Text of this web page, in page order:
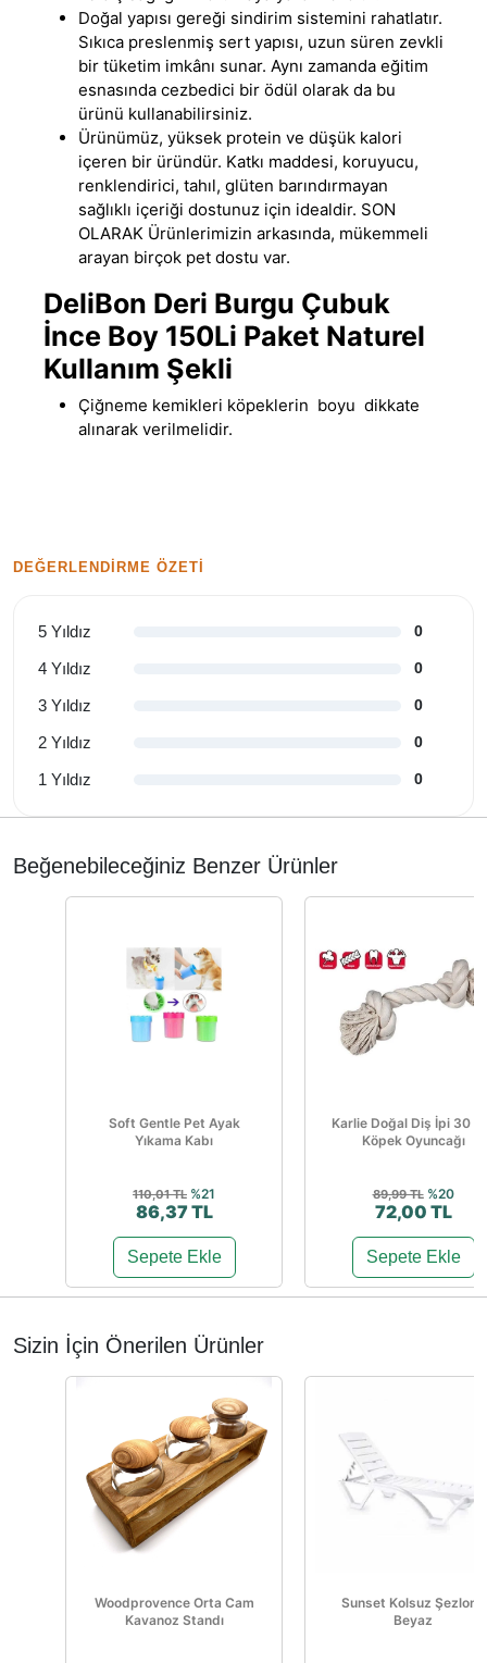
Doğal yapısı gereği sindirim sistemini rahatlatır.
Sıkıca preslenmiş sert yapısı, uzun süren zevkli
bir tüketim imkânı sunar. Aynı zamanda eğitim
esnasında cezbedici bir ödül olarak da bu
ürünü kullanabilirsiniz.
Ürünümüz, yüksek protein ve düşük kalori
içeren bir üründür. Katkı maddesi, koruyucu,
renklendirici, tahıl, glüten barındırmayan
sağlıklı içeriği dostunuz için idealdir. SON
OLARAK Ürünlerimizin arkasında, mükemmeli
arayan birçok pet dostu var.
DeliBon Deri Burgu Çubuk
İnce Boy 150Li Paket Naturel
Kullanım Şekli
Çiğneme kemikleri köpeklerin boyu dikkate
alınarak verilmelidir.
DEĞERLENDIRME ÖZETI
5 Yıldız 0
4 Yıldız 0
3 Yıldız 0
2 Yıldız 0
1 Yıldız 0
Beğenebileceğiniz Benzer Ürünler
Soft Gentle Pet Ayak
Yıkama Kabı
110,01 TL %21
86,37 TL
Sepete Ekle
Karlie Doğal Diş İpi 30
Köpek Oyuncağı
89,99 TL %20
72,00 TL
Sepete Ekle
Sizin İçin Önerilen Ürünler
Woodprovence Orta Cam
Kavanoz Standı
Sunset Kolsuz Şezlong
Beyaz